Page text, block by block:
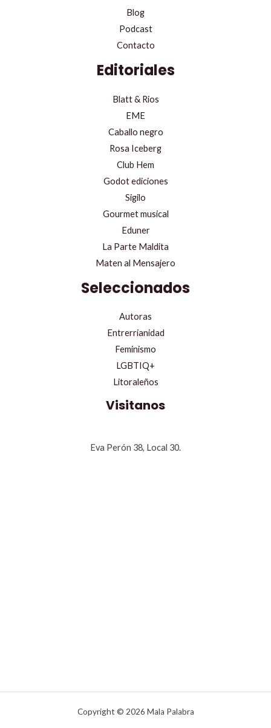
Blog
Podcast
Contacto
Editoriales
Blatt & Rios
EME
Caballo negro
Rosa Iceberg
Club Hem
Godot ediciones
Sigilo
Gourmet musical
Eduner
La Parte Maldita
Maten al Mensajero
Seleccionados
Autoras
Entrerrianidad
Feminismo
LGBTIQ+
Litoraleños
Visitanos
Eva Perón 38, Local 30.
Copyright © 2026 Mala Palabra